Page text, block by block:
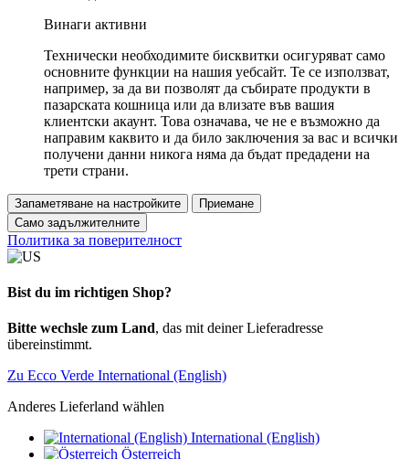
Винаги активни
Технически необходимите бисквитки осигуряват само
основните функции на нашия уебсайт. Те се използват,
например, за да ви позволят да събирате продукти в
пазарската кошница или да влизате във вашия
клиентски акаунт. Това означава, че не е възможно да
направим каквито и да било заключения за вас и всички
получени данни никога няма да бъдат предадени на
трети страни.
Запаметяване на настройките
Приемане
Само задължителните
Политика за поверителност
Bist du im richtigen Shop?
Bitte wechsle zum Land, das mit deiner Lieferadresse
übereinstimmt.
Zu Ecco Verde International (English)
Anderes Lieferland wählen
International (English)
Österreich